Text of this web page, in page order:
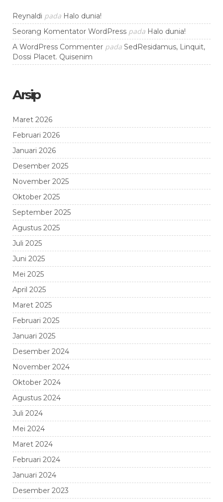
Reynaldi pada Halo dunia!
Seorang Komentator WordPress pada Halo dunia!
A WordPress Commenter pada SedResidamus, Linquit,
Dossi Placet. Quisenim
Arsip
Maret 2026
Februari 2026
Januari 2026
Desember 2025
November 2025
Oktober 2025
September 2025
Agustus 2025
Juli 2025
Juni 2025
Mei 2025
April 2025
Maret 2025
Februari 2025
Januari 2025
Desember 2024
November 2024
Oktober 2024
Agustus 2024
Juli 2024
Mei 2024
Maret 2024
Februari 2024
Januari 2024
Desember 2023